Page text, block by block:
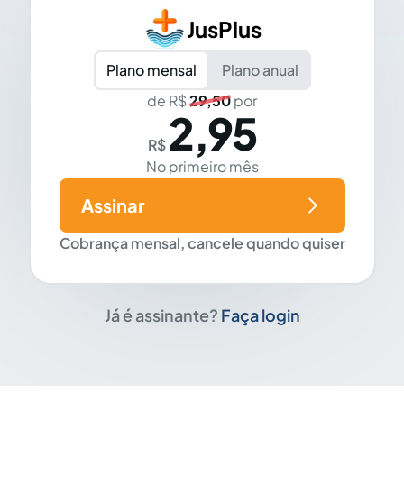
JusPlus
Plano mensal
Plano anual
de R$29,50por
R$ 2,95
No primeiro mês
Cobrança mensal, cancele quando quiser
Assinar
Já é assinante? Faça login